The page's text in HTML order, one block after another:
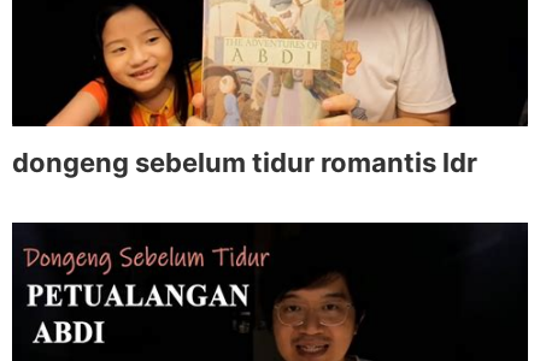
dongeng sebelum tidur romantis ldr